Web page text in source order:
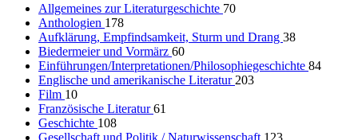
Allgemeines zur Literaturgeschichte 70
Anthologien 178
Aufklärung, Empfindsamkeit, Sturm und Drang 38
Biedermeier und Vormärz 60
Einführungen/Interpretationen/Philosophiegeschichte 84
Englische und amerikanische Literatur 203
Film 10
Französische Literatur61
Geschichte 108
Gesellschaft und Politik / Naturwissenschaft 123